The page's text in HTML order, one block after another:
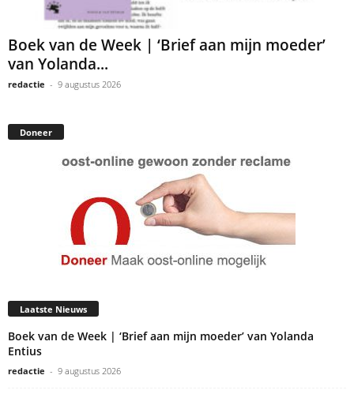
Boek van de Week | ‘Brief aan mijn moeder’
van Yolanda...
redactie - 9 augustus 2026
Doneer
Laatste Nieuws
Boek van de Week | ‘Brief aan mijn moeder’ van Yolanda
Entius
redactie - 9 augustus 2026